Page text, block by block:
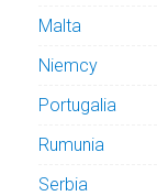
Malta
Niemcy
Portugalia
Rumunia
Serbia